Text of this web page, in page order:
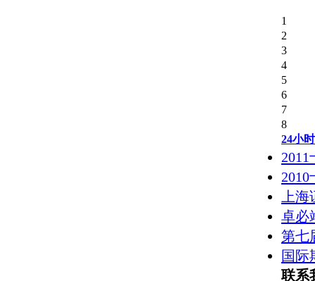
1
2
3
4
5
6
7
8
24小
上
卓必
第七
国际
联系